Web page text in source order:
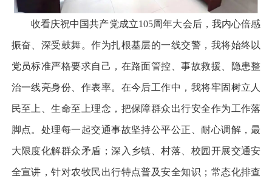
收看庆祝中国共产党成立105周年大会后，我内心倍感
振奋、深受鼓舞。作为扎根基层的一线交警，我将始终以
党员标准严格要求自己，在路面管控、事故救援、隐患整
治一线亮身份、作表率。在今后工作中，我将牢固树立人
民至上、生命至上理念，把保障群众出行安全作为工作落
脚点。处理每一起交通事故坚持公平公正、耐心调解，最
大限度化解群众矛盾；深入乡镇、村落、校园开展交通安
全宣讲，针对农牧民出行特点普及安全知识；常态化排查